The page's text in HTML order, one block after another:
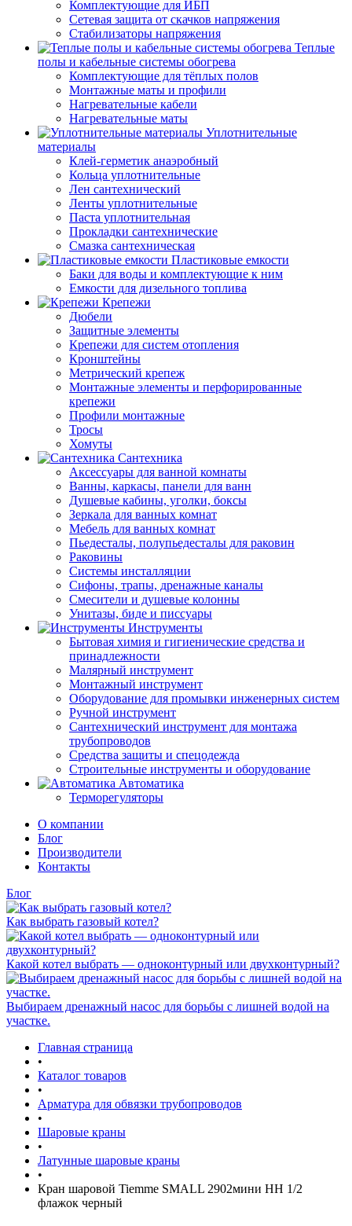
Комплектующие для ИБП
Сетевая защита от скачков напряжения
Стабилизаторы напряжения
Теплые
полы и кабельные системы обогрева
Комплектующие для тёплых полов
Монтажные маты и профили
Нагревательные кабели
Нагревательные маты
Уплотнительные
материалы
Клей-герметик анаэробный
Кольца уплотнительные
Лен сантехнический
Ленты уплотнительные
Паста уплотнительная
Прокладки сантехнические
Смазка сантехническая
Пластиковые емкости
Баки для воды и комплектующие к ним
Емкости для дизельного топлива
Крепежи
Дюбели
Защитные элементы
Крепежи для систем отопления
Кронштейны
Метрический крепеж
Монтажные элементы и перфорированные
крепежи
Профили монтажные
Тросы
Хомуты
Сантехника
Аксессуары для ванной комнаты
Ванны, каркасы, панели для ванн
Душевые кабины, уголки, боксы
Зеркала для ванных комнат
Мебель для ванных комнат
Пьедесталы, полупьедесталы для раковин
Раковины
Системы инсталляции
Сифоны, трапы, дренажные каналы
Смесители и душевые колонны
Унитазы, биде и писсуары
Инструменты
Бытовая химия и гигиенические средства и
принадлежности
Малярный инструмент
Монтажный инструмент
Оборудование для промывки инженерных систем
Ручной инструмент
Сантехнический инструмент для монтажа
трубопроводов
Средства защиты и спецодежда
Строительные инструменты и оборудование
Автоматика
Терморегуляторы
О компании
Блог
Производители
Контакты
Блог
Как выбрать газовый котел?
Какой котел выбрать — одноконтурный или двухконтурный?
Выбираем дренажный насос для борьбы с лишней водой на
участке.
Главная страница
•
Каталог товаров
•
Арматура для обвязки трубопроводов
•
Шаровые краны
•
Латунные шаровые краны
•
Кран шаровой Tiemme SMALL 2902мини НН 1/2
флажок черный